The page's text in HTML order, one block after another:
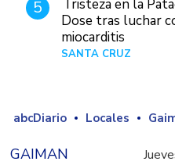
5
Tristeza en la
Dose tras luchar
miocarditis
SANTA CRUZ
abcDiario Locales
GAIMAN